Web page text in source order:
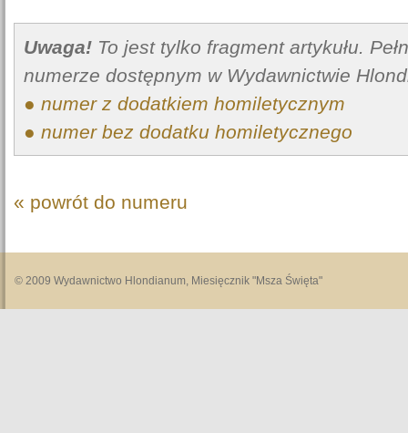
Uwaga! To jest tylko fragment artykułu.
numerze dostępnym w Wydawnictwie
● numer z dodatkiem homiletycznym
● numer bez dodatku homiletycznego
« powrót do numeru
© 2009 Wydawnictwo Hlondianum, Miesięcznik "Msza Święta"